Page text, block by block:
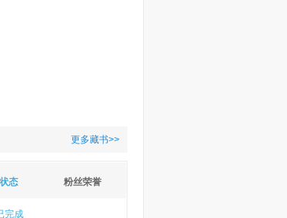
更多藏书>>
状态 粉丝荣誉
完成